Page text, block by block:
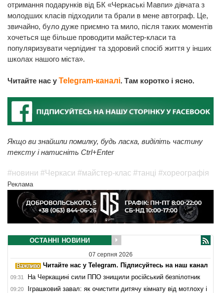
отримання подарунків від БК «Черкаські Мавпи» дівчата з
молодших класів підходили та брали в мене автограф. Це,
звичайно, було дуже приємно та мило, після таких моментів
хочеться ще більше проводити майстер-класи та
популяризувати черлідинг та здоровий спосіб життя у інших
школах нашого міста».
Читайте нас у Telegram-каналі. Там коротко і ясно.
Якщо ви знайшли помилку, будь ласка, виділіть частину
тексту і натисніть Ctrl+Enter
#новини #Черкаси #майстер-клас #танці #хореографія
Реклама
ОСТАННІ НОВИНИ
07 серпня 2026
Читайте нас у Telegram. Підписуйтесь на наш канал
09:31 На Черкащині сили ППО знищили російський безпілотник
09:20
Іграшковий завал: як очистити дитячу кімнату від мотлоху і